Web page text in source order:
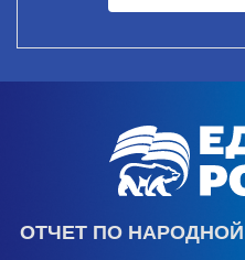
ОТЧЕТ ПО НАРОДНОЙ